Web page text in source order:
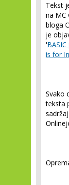
Tekst
na MC
bloga
je
'
is for
Svako
teksta